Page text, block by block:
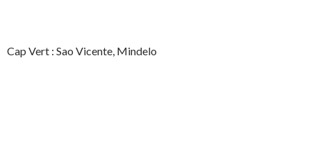
Cap Vert : Sao Vicente, Mindelo